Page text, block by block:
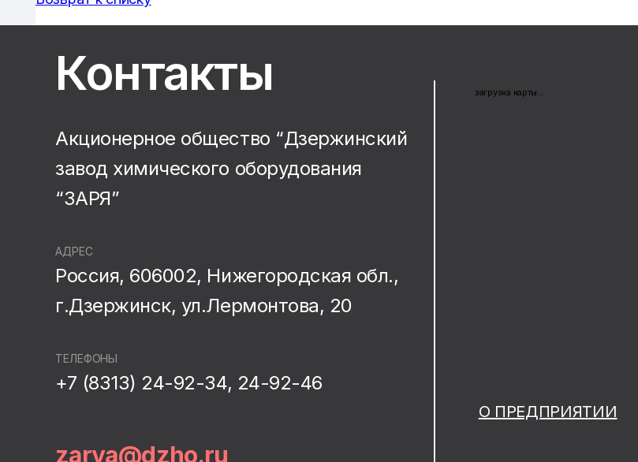
Контакты
Акционерное общество “Дзержинский
завод химического оборудования
“ЗАРЯ”
АДРЕС
Россия, 606002, Нижегородская обл.,
г.Дзержинск, ул.Лермонтова, 20
ТЕЛЕФОНЫ
+7 (8313) 24-92-34, 24-92-46
zarya@dzho.ru
загрузка карты...
О ПРЕДПРИЯТИИ